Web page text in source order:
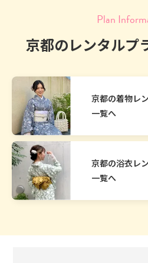
Plan
京都のレンタルプ
京都の着物レ
一覧へ
京都の浴衣レ
一覧へ